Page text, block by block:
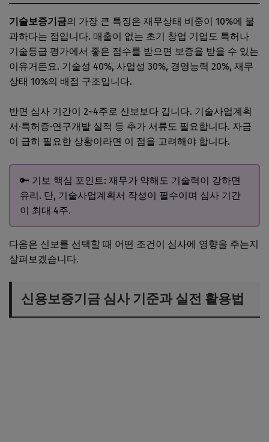
기술보증기금의 가장 큰 특징은 재무상태 비중이 10%에 불
과하다는 점입니다. 매출이 없는 초기 창업 기업도 특허나
기술등급 평가에서 좋은 점수를 받으면 보증을 받을 수 있는
이유거든요. 기술성 40%, 사업성 30%, 경영능력 20%, 재무
상태 10%의 배점 구조입니다.
반면 심사 기간이 2~4주로 신보보다 깁니다. 기술사업계획
서·특허증·연구개발 실적 등 추가 서류도 필요합니다. 자금
이 급히 필요한 상황이라면 이 점을 고려해야 합니다.
🔑 기보 핵심 포인트: 재무가 약해도 기술력이 강하면
유리. 단, 기술사업계획서 작성이 필수이며 심사 기간
이 최대 4주.
다음은 신보를 선택할 때 어떤 조건이 심사에 영향을 주는지
살펴보겠습니다.
신용보증기금 심사 기준과 실전 활용법